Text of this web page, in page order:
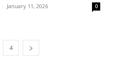
- January 11, 2026 0
4